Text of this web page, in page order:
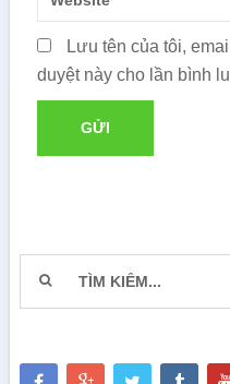
Lưu tên của tôi,
duyệt này cho lần bình